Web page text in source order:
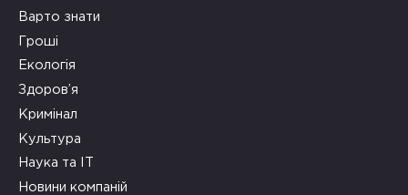
Варто знати
Гроші
Екологія
Здоров’я
Кримінал
Культура
Наука та ІТ
Новини компаній